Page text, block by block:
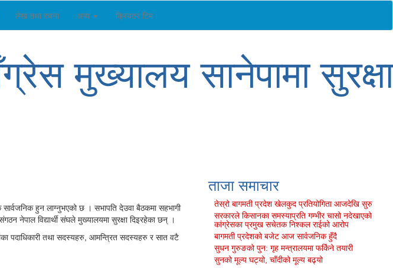
लेख तथा रचना अन्य क्रियटर टिम
मुख्यालय सानेपामा सुरक्षा
हुन लाग्नुभएको छ । सभापति देउवा बैठकमा सहभागी
नेपाल विद्यार्थी संघले मुख्यालयमा सुरक्षा दिइरहेका छन् ।
पदाधिकारी तथा सदस्यहरु, आमन्त्रित सदस्यहरु र सात वटै
ताजा समाचार
तेस्रो बागमती प्रदेश खेलकुद प्रतियोगिता आजदेखि सुरु
सरकारले किसानका समस्याप्रति गम्भीर चासो नदेखाएको
कांग्रेसका प्रमुख सचेतक निश्कल राईको आरोप
बागमती प्रदेशको बजेट आज सार्वजनिक हुँदै
सुधन गुरुङको पुन: गृह मन्त्रालयमा फर्किने तयारी
सुनको मूल्य घट्यो, चाँदीको मूल्य बढ्यो